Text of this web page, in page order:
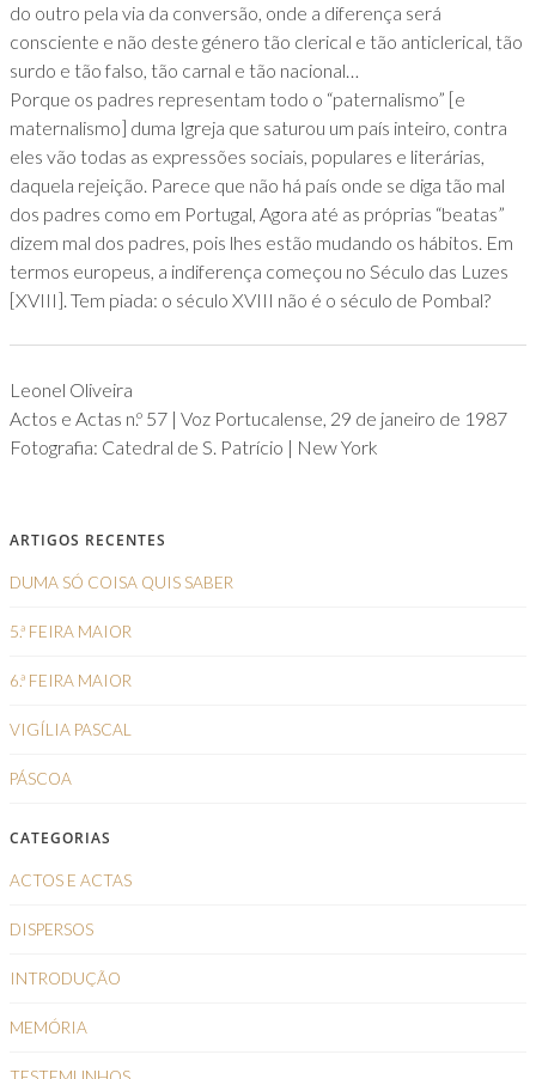
do outro pela via da conversão, onde a diferença será
consciente e não deste género tão clerical e tão anticlerical, tão
surdo e tão falso, tão carnal e tão nacional…
Porque os padres representam todo o “paternalismo” [e
maternalismo] duma Igreja que saturou um país inteiro, contra
eles vão todas as expressões sociais, populares e literárias,
daquela rejeição. Parece que não há país onde se diga tão mal
dos padres como em Portugal, Agora até as próprias “beatas”
dizem mal dos padres, pois lhes estão mudando os hábitos. Em
termos europeus, a indiferença começou no Século das Luzes
[XVIII]. Tem piada: o século XVIII não é o século de Pombal?
Leonel Oliveira
Actos e Actas n.º 57 | Voz Portucalense, 29 de janeiro de 1987
Fotografia: Catedral de S. Patrício | New York
ARTIGOS RECENTES
DUMA SÓ COISA QUIS SABER
5.ª FEIRA MAIOR
6.ª FEIRA MAIOR
VIGÍLIA PASCAL
PÁSCOA
CATEGORIAS
ACTOS E ACTAS
DISPERSOS
INTRODUÇÃO
MEMÓRIA